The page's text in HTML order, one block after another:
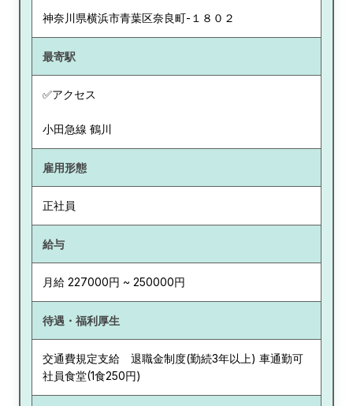
神奈川県横浜市青葉区奈良町-１８０２
最寄駅
✅アクセス
小田急線 鶴川
雇用形態
正社員
給与
月給 227000円 ~ 250000円
待遇・福利厚生
交通費規定支給 退職金制度(勤続3年以上) 車通勤可
社員食堂(1食250円)